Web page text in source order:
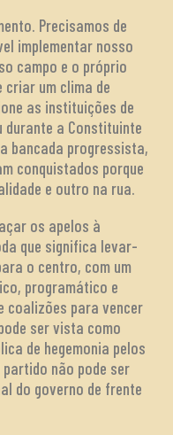
Precisamos de
implementar nosso
campo e o próprio
criar um clima de
as instituições de
a Constituinte
bancada progressista,
conquistados porque
e outro na rua.
os apelos à
que significa levar-
o centro, com um
programático e
coalizões para vencer
ser vista como
de hegemonia pelos
não pode ser
do governo de frente